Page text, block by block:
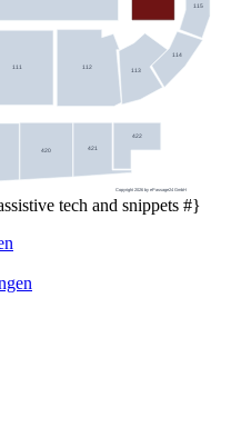
422
421
420
115
114
113
112
111
Copyright 2026 by ePassage24 GmbH
tech and snippets #}